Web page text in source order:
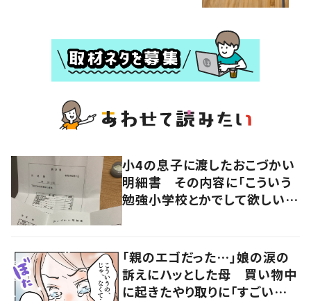
小4の息子に渡したおこづかい
明細書 その内容に「こういう
勉強小学校とかでして欲しい」
「親のエゴだった…」娘の涙の
訴えにハッとした母 買い物中
に起きたやり取りに「すごい分